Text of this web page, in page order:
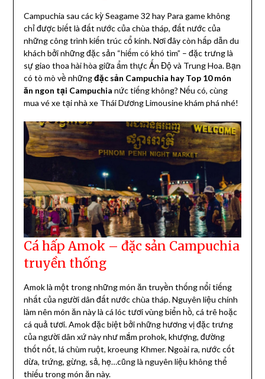
Campuchia sau các kỳ Seagame 32 hay Para game không
chỉ được biết là đất nước của chùa tháp, đất nước của
những công trình kiến trúc cổ kính. Nơi đây còn hấp dẫn du
khách bởi những đặc sản “hiếm có khó tìm” – đặc trưng là
sự giao thoa hài hòa giữa ẩm thực Ấn Độ và Trung Hoa. Bạn
có tò mò về nhữngđặc sản Campuchia hay Top 10 món
ăn ngon tại Campuchia nức tiếng không? Nếu có, cùng
mua vé xe tại nhà xe Thái Dương Limousine khám phá nhé!
Cá hấp Amok – đặc sản Campuchia
truyền thống
Amok là một trong những món ăn truyền thống nổi tiếng
nhất của người dân đất nước chùa tháp. Nguyên liệu chính
làm nên món ăn này là cá lóc tươi vùng biển hồ, cá trê hoặc
cá quả tươi. Amok đặc biệt bởi những hương vị đặc trưng
của người dân xứ này như mắm prohok, khượng, đường
thốt nốt, lá chùm ruột, kroeung Khmer. Ngoài ra, nước cốt
dừa, trứng, gừng, sả, hẹ…cũng là nguyên liệu không thể
thiếu trong món ăn này.